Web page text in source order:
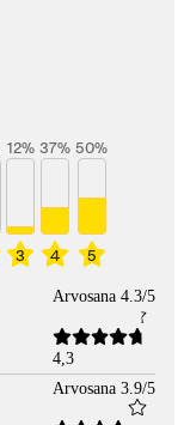
3
12%
4
37%
5
50%
Arvosana 4.3/5
4,3
Arvosana 3.9/5